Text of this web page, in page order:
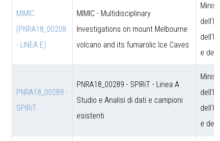
MIMIC
(PNRA18_00208
- LINEA E)
MIMIC - Multidisciplinary
Investigations on mount Melbourne
volcano and its fumarolic Ice Caves
e
PNRA18_00289 -
SPIRiT
PNRA18_00289 - SPIRiT - Linea A
Studio e Analisi di dati e campioni
esistenti
e